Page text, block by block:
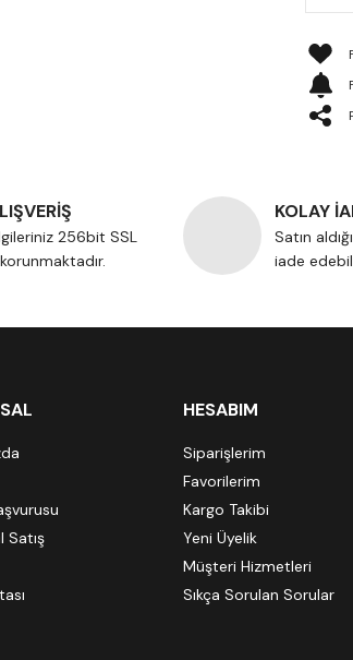
256bit SSL
KOLAY
Satın
iade
Satış
HESABIM
Siparişlerim
Favorilerim
Kargo Takibi
Yeni Üyelik
Müşteri Hizmetleri
Sıkça Sorulan Sorular